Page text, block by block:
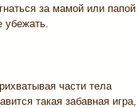
за мамой или папой
убежать.
части тела
такая забавная игра,